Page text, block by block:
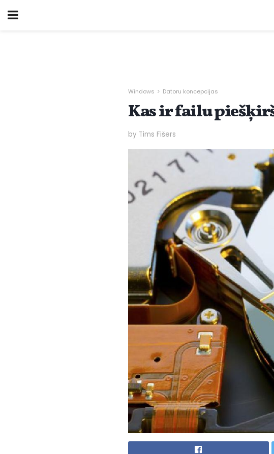
Windows Datoru koncepcijas
Kas ir failu
by Tims Fišers